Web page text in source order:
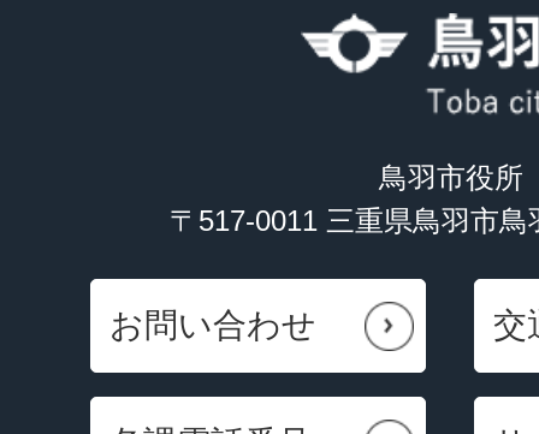
鳥羽市役所
〒517-0011 三重県鳥羽市
お問い合わせ 交